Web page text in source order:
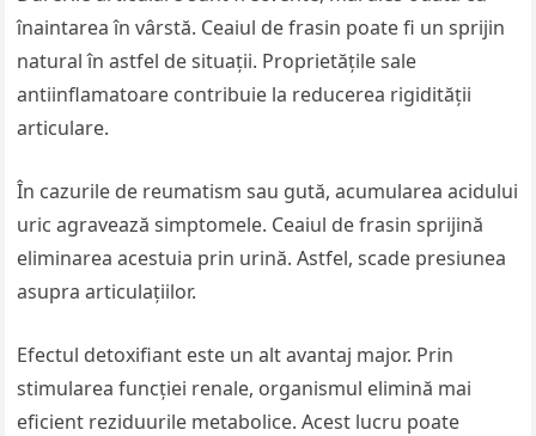
înaintarea în vârstă. Ceaiul de frasin poate fi un sprijin
natural în astfel de situații. Proprietățile sale
antiinflamatoare contribuie la reducerea rigidității
articulare.
În cazurile de reumatism sau gută, acumularea acidului
uric agravează simptomele. Ceaiul de frasin sprijină
eliminarea acestuia prin urină. Astfel, scade presiunea
asupra articulațiilor.
Efectul detoxifiant este un alt avantaj major. Prin
stimularea funcției renale, organismul elimină mai
eficient reziduurile metabolice. Acest lucru poate